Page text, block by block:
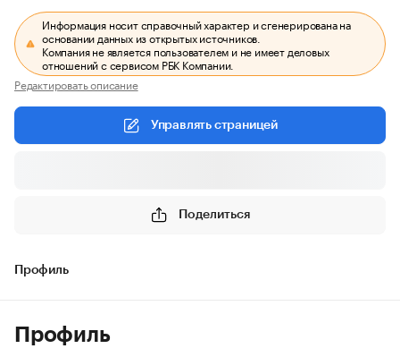
Информация носит справочный характер и сгенерирована на
основании данных из открытых источников.
Компания не является пользователем и не имеет деловых
отношений с сервисом РБК Компании.
Редактировать описание
Управлять страницей
Поделиться
Профиль
Профиль